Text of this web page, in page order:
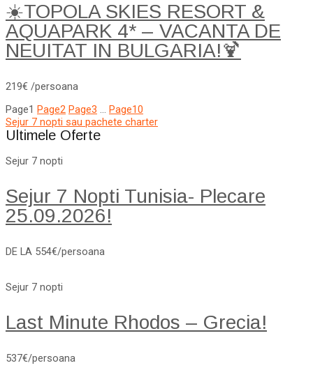
☀️TOPOLA SKIES RESORT &
AQUAPARK 4* – VACANTA DE
NEUITAT IN BULGARIA!🍹
219€ /persoana
Page1 Page2 Page3 … Page10
Sejur 7 nopti sau pachete charter
Ultimele Oferte
Sejur 7 nopti
Sejur 7 Nopti Tunisia- Plecare
25.09.2026!
DE LA 554€/persoana
Sejur 7 nopti
Last Minute Rhodos – Grecia!
537€/persoana